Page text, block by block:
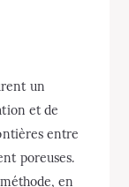
un
et de
entre
poreuses.
en